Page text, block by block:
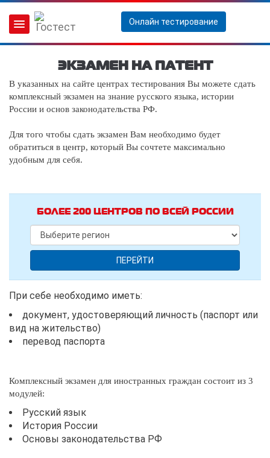
Онлайн тестирование
ЭКЗАМЕН НА ПАТЕНТ
В указанных на сайте центрах тестирования Вы можете сдать
комплексный экзамен на знание русского языка, истории
России и основ законодательства РФ.
Для того чтобы сдать экзамен Вам необходимо будет
обратиться в центр, который Вы сочтете максимально
удобным для себя.
БОЛЕЕ 200 ЦЕНТРОВ ПО ВСЕЙ РОССИИ
ПЕРЕЙТИ
При себе необходимо иметь:
документ, удостоверяющий личность (паспорт или
вид на жительство)
перевод паспорта
Комплексный экзамен для иностранных граждан состоит из 3
модулей:
Русский язык
История России
Основы законодательства РФ